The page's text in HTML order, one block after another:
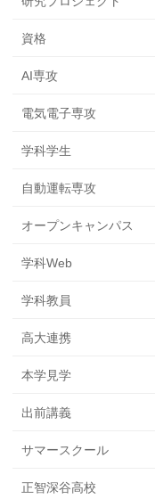
資格
AI専攻
電気電子専攻
学科学生
自動運転専攻
オープンキャンパス
学科Web
学科教員
高大連携
本学見学
出前講義
サマースクール
正智深谷高校